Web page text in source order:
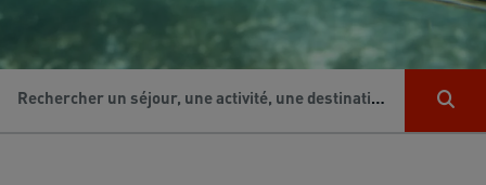
Rechercher un séjour, une activité, une destination...